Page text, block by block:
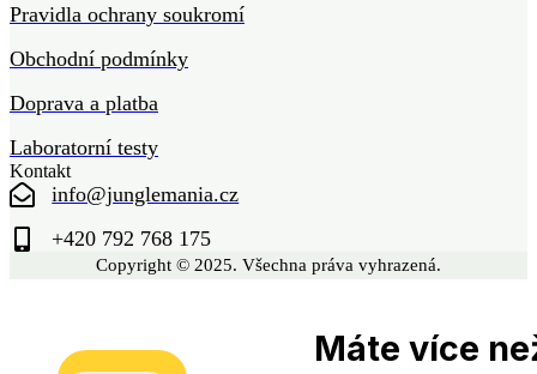
Pravidla ochrany soukromí
Obchodní podmínky
Doprava a platba
Laboratorní testy
Kontakt
info@junglemania.cz
+420 792 768 175
Copyright © 2025. Všechna práva vyhrazená.
Máte více